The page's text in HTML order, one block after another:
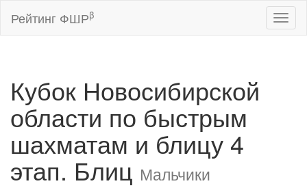
Рейтинг ФШРβ
Кубок Новосибирской
области по быстрым
шахматам и блицу 4
этап. Блиц Мальчики